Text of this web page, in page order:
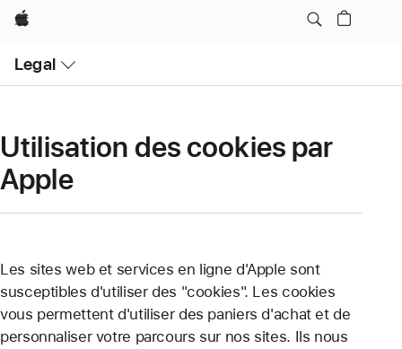
Apple
Legal
Menu
Utilisation des cookies par
Apple
Les sites web et services en ligne d'Apple sont
susceptibles d'utiliser des "cookies". Les cookies
vous permettent d'utiliser des paniers d'achat et de
personnaliser votre parcours sur nos sites. Ils nous